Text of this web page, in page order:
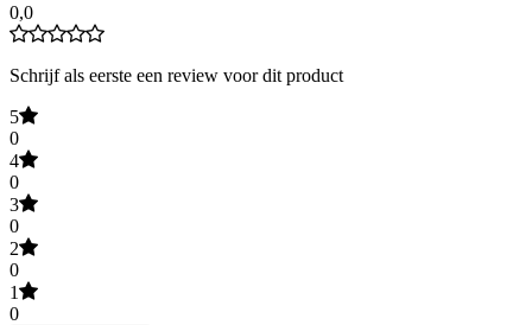
0,0
Schrijf als eerste een review voor dit product
5
0
4
0
3
0
2
0
1
0